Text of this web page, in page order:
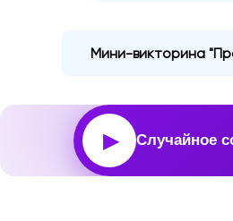
Мини-викторина
▶ Случайное